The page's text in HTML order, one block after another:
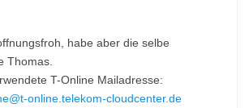
habe aber die selbe
Thomas.
T-Online Mailadresse:
online.telekom-cloudcenter.de